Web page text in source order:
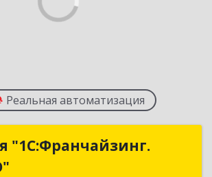
Реальная автоматизация
"1С:Франчайзинг.
"1С:Франчайзинг.